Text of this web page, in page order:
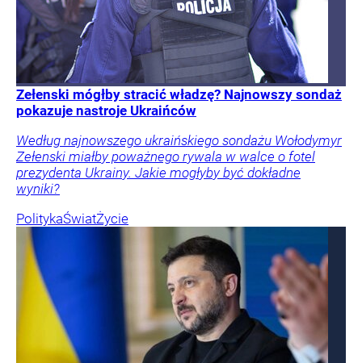
Zełenski mógłby stracić władzę? Najnowszy sondaż
pokazuje nastroje Ukraińców
Według najnowszego ukraińskiego sondażu Wołodymyr
Zełenski miałby poważnego rywala w walce o fotel
prezydenta Ukrainy. Jakie mogłyby być dokładne
wyniki?
PolitykaŚwiatŻycie